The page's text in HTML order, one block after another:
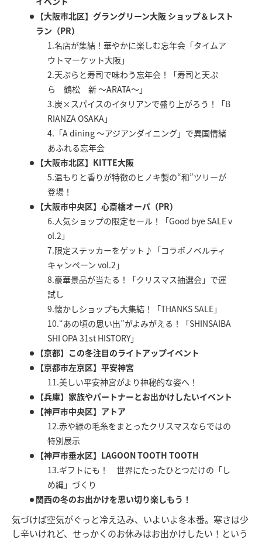
【大阪市北区】グラングリーン大阪 ショップ＆レスト
ラン（PR）
1.名店が集結！華やかに楽しむ忘年会「タイムア
ウトマーケット大阪」
2.天ぷらと寿司で味わう忘年会！「寿司と天ぷ
ら 鶴松 新 ～ARATA～」
3.炭×スパイスのイタリアンで盛り上がろう！「B
RIANZA OSAKA」
4.「A dining ～アジアンダイニング」で異国情緒
あふれる忘年会
【大阪市北区】KITTE大阪
5.温もりと香りが特徴のヒノキ製の“和”ツリーが
登場！
【大阪市中央区】心斎橋オーパ（PR）
6.人気ショップの限定セール！「Good bye SALE v
ol.2」
7.限定ステッカーをゲット♪「コラボノベルティ
キャンペーン vol.2」
8.豪華景品が当たる！「クリスマス抽選会」で運
試し
9.懐かしショップも大集結！「THANKS SALE」
10.“あの頃の思い出”がよみがえる！「SHINSAIBA
SHI OPA 31st HISTORY」
【京都】この冬注目のライトアップイベント
【京都市左京区】平安神宮
11.美しい平安神宮がより神秘的な姿へ！
【兵庫】家族やパートナーとお出かけしたいイベント
【神戸市中央区】アトア
12.赤や緑の毛糸をまとったクリスマスならではの
特別展示
【神戸市垂水区】LAGOON TOOTH TOOTH
13.ギフトにも！ 世界にたったひとつだけの「し
め縄」づくり
関西の冬のお出かけを思い切り楽しもう！
気づけば空気がぐっと冷え込み、いよいよ冬本番。寒さは少
し辛いけれど、せっかくのお休みはお出かけしたい！という